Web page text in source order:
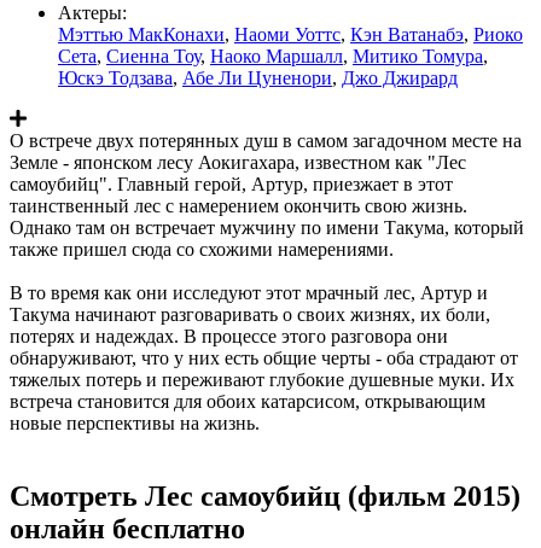
Актеры:
Мэттью МакКонахи, Наоми Уоттс, Кэн Ватанабэ, Риоко
Сета, Сиенна Тоу, Наоко Маршалл, Митико Томура,
Юскэ Тодзава, Абе Ли Цуненори, Джо Джирард
О встрече двух потерянных душ в самом загадочном месте на
Земле - японском лесу Аокигахара, известном как "Лес
самоубийц". Главный герой, Артур, приезжает в этот
таинственный лес с намерением окончить свою жизнь.
Однако там он встречает мужчину по имени Такума, который
также пришел сюда со схожими намерениями.
В то время как они исследуют этот мрачный лес, Артур и
Такума начинают разговаривать о своих жизнях, их боли,
потерях и надеждах. В процессе этого разговора они
обнаруживают, что у них есть общие черты - оба страдают от
тяжелых потерь и переживают глубокие душевные муки. Их
встреча становится для обоих катарсисом, открывающим
новые перспективы на жизнь.
Смотреть Лес самоубийц (фильм 2015)
онлайн бесплатно